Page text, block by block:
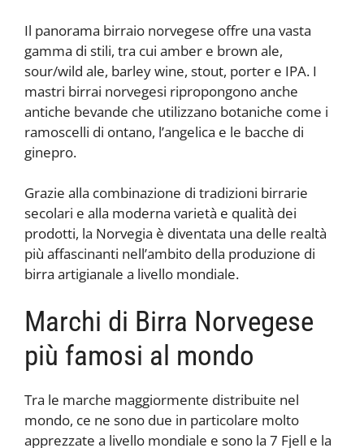
Il panorama birraio norvegese offre una vasta
gamma di stili, tra cui amber e brown ale,
sour/wild ale, barley wine, stout, porter e IPA. I
mastri birrai norvegesi ripropongono anche
antiche bevande che utilizzano botaniche come i
ramoscelli di ontano, l’angelica e le bacche di
ginepro.
Grazie alla combinazione di tradizioni birrarie
secolari e alla moderna varietà e qualità dei
prodotti, la Norvegia è diventata una delle realtà
più affascinanti nell’ambito della produzione di
birra artigianale a livello mondiale.
Marchi di Birra Norvegese
più famosi al mondo
Tra le marche maggiormente distribuite nel
mondo, ce ne sono due in particolare molto
apprezzate a livello mondiale e sono la 7 Fjell e la